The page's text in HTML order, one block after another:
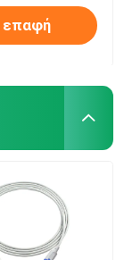
επαφή